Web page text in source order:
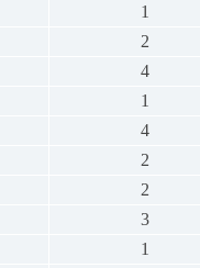
1
2
4
1
4
2
2
3
1